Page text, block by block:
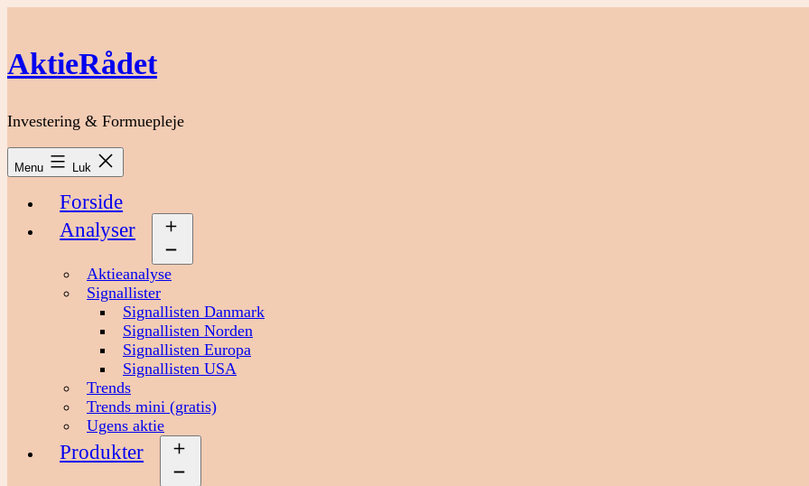
indhold
AktieRådet
Investering & Formuepleje
Menu Luk
Forside
Analyser
Aktieanalyse
Signallister
Signallisten Danmark
Signallisten Norden
Signallisten Europa
Signallisten USA
Trends
Trends mini (gratis)
Ugens aktie
Produkter